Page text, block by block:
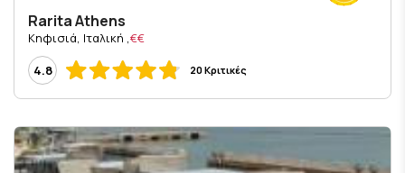
Rarita Athens
€€
, Κηφισιά, Ιταλική
4.8
20 Κριτικές